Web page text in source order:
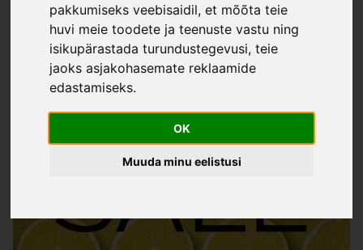
pakkumiseks veebisaidil,et mõõta teie
huvi meie toodete ja teenuste vastu ning
isikupärastada turundustegevusi,teie
jaoks asjakohasemate reklaamide
edastamiseks.
OK
Muuda minu eelistusi